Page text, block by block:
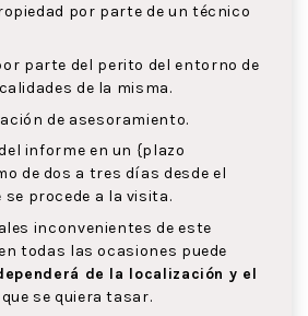
por parte de un técnico
parte del perito del entorno de
de la misma.
de asesoramiento.
informe en un {plazo
de dos a tres días desde el
se procede a la visita.
inconvenientes de este
todas las ocasiones puede
de la localización y el
que se quiera tasar.